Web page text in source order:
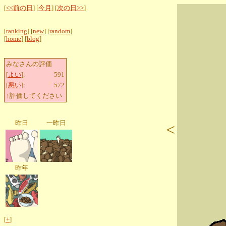
[<<前の日 ] [今月 ] [次の日>>]
[ranking] [new] [random]
[home] [blog]
みなさんの評価
[よい]:
591
[悪い]:
572
↑評価してください
昨日 一昨日
昨年
[+]
<